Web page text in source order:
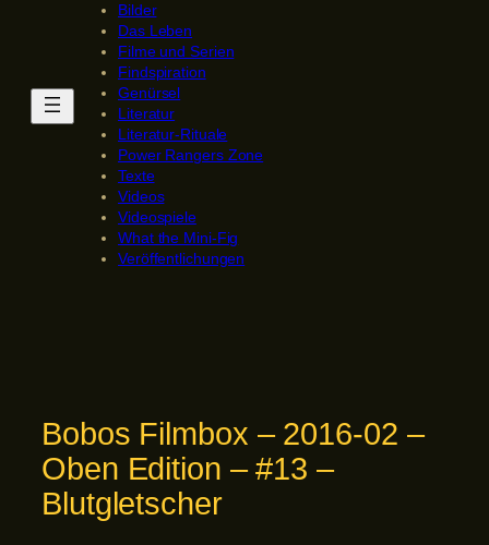
Bilder
Das Leben
Filme und Serien
Findspiration
Genürsel
Literatur
Literatur-Rituale
Power Rangers Zone
Texte
Videos
Videospiele
What the Mini-Fig
Veröffentlichungen
Bobos Filmbox – 2016-02 –
Oben Edition – #13 –
Blutgletscher